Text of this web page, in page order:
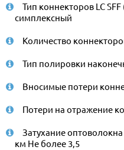
Тип коннекторов LC
симплексный
Количество
Тип полировки
Вносимые потери
Потери на отражение
Затухание
км Не более 3,5